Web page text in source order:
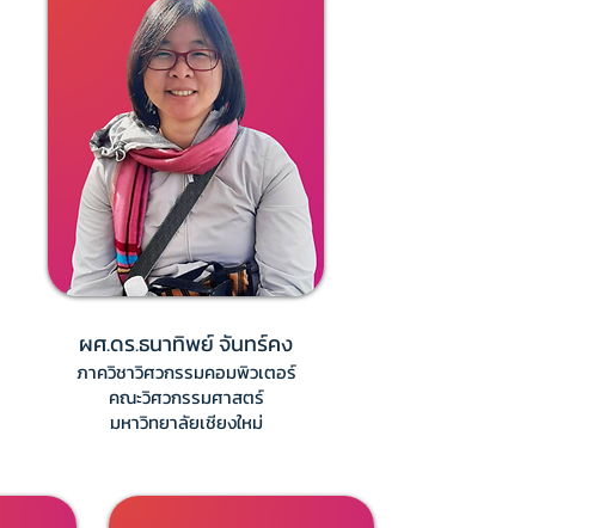
ผศ.ดร.ธนาทิพย์ จันทร์คง
ภาควิชาวิศวกรรมคอมพิวเตอร์
คณะวิศวกรรมศาสตร์
มหาวิทยาลัยเชียงใหม่